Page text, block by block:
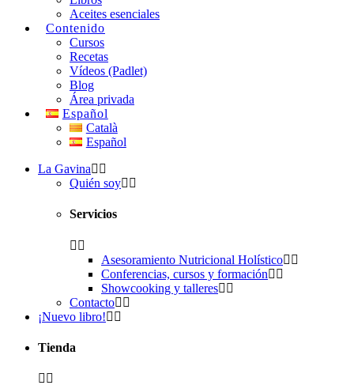
Aceites esenciales
Contenido
Cursos
Recetas
Vídeos (Padlet)
Blog
Área privada
Español
Català
Español
La Gavina
Quién soy
Servicios
Asesoramiento Nutricional Holístico
Conferencias, cursos y formación
Showcooking y talleres
Contacto
¡Nuevo libro!
Tienda